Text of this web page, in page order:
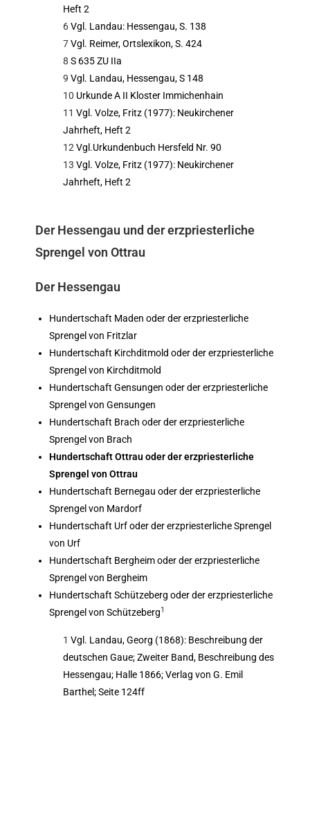
Heft 2
6Vgl. Landau: Hessengau, S. 138
7Vgl. Reimer, Ortslexikon, S. 424
8 S 635 ZU IIa
9 Vgl. Landau, Hessengau, S 148
10 Urkunde A II Kloster Immichenhain
11 Vgl. Volze, Fritz (1977): Neukirchener
Jahrheft, Heft 2
12Vgl.Urkundenbuch Hersfeld Nr. 90
13 Vgl. Volze, Fritz (1977): Neukirchener
Jahrheft, Heft 2
Der Hessengau und der erzpriesterliche
Sprengel von Ottrau
Der Hessengau
Hundertschaft Maden oder der erzpriesterliche
Sprengel von Fritzlar
Hundertschaft Kirchditmold oder der erzpriesterliche
Sprengel von Kirchditmold
Hundertschaft Gensungen oder der erzpriesterliche
Sprengel von Gensungen
Hundertschaft Brach oder der erzpriesterliche
Sprengel von Brach
Hundertschaft Ottrau oder der erzpriesterliche
Sprengel von Ottrau
Hundertschaft Bernegau oder der erzpriesterliche
Sprengel von Mardorf
Hundertschaft Urf oder der erzpriesterliche Sprengel
von Urf
Hundertschaft Bergheim oder der erzpriesterliche
Sprengel von Bergheim
Hundertschaft Schützeberg oder der erzpriesterliche
Sprengel von Schützeberg1
1 Vgl. Landau, Georg (1868): Beschreibung der
deutschen Gaue; Zweiter Band, Beschreibung des
Hessengau; Halle 1866; Verlag von G. Emil
Barthel; Seite 124ff